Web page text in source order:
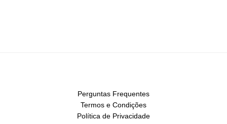
Perguntas Frequentes
Termos e Condições
Política de Privacidade